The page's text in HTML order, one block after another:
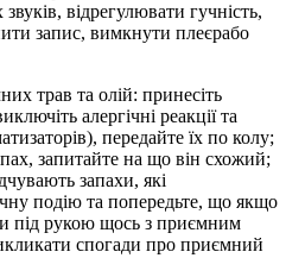
відрегулювати гучність,
запис, вимкнути плеєрабо
трав та олій: принесіть
алергічні реакції та
передайте їх по колу;
запитайте на що він схожий;
запахи, які
подію та попередьте, що якщо
під рукою щось з приємним
спогади про приємний